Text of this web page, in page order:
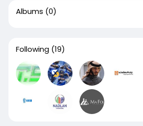
Albums (0)
Following (19)